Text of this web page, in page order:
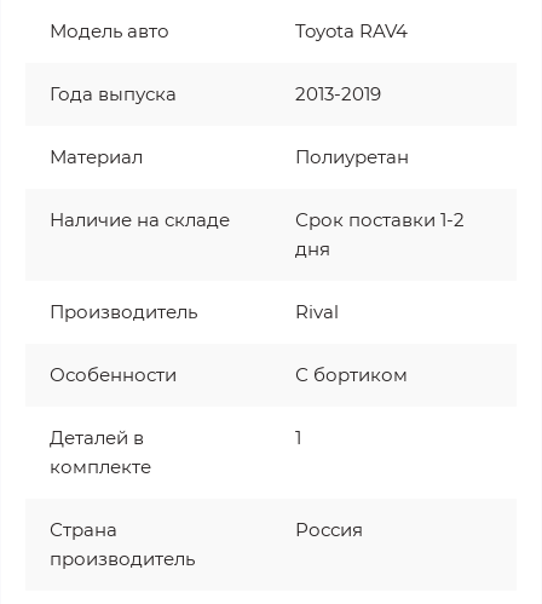
Модель авто Toyota RAV4
Года выпуска 2013-2019
Материал Полиуретан
Наличие на складе
Срок поставки 1-2
дня
Производитель Rival
Особенности С бортиком
Деталей в
комплекте
1
Страна
производитель
Россия